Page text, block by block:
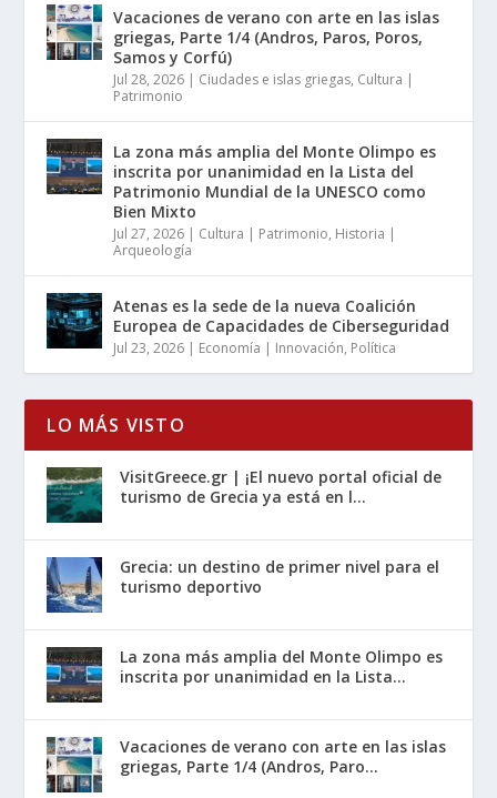
Vacaciones de verano con arte en las islas
griegas, Parte 1/4 (Andros, Paros, Poros,
Samos y Corfú)
Jul 28, 2026 | Ciudades e islas griegas, Cultura |
Patrimonio
La zona más amplia del Monte Olimpo es
inscrita por unanimidad en la Lista del
Patrimonio Mundial de la UNESCO como
Bien Mixto
Jul 27, 2026 | Cultura | Patrimonio, Historia |
Arqueología
Atenas es la sede de la nueva Coalición
Europea de Capacidades de Ciberseguridad
Jul 23, 2026 | Economía | Innovación, Política
LO MÁS VISTO
VisitGreece.gr | ¡El nuevo portal oficial de
turismo de Grecia ya está en l...
Grecia: un destino de primer nivel para el
turismo deportivo
La zona más amplia del Monte Olimpo es
inscrita por unanimidad en la Lista...
Vacaciones de verano con arte en las islas
griegas, Parte 1/4 (Andros, Paro...